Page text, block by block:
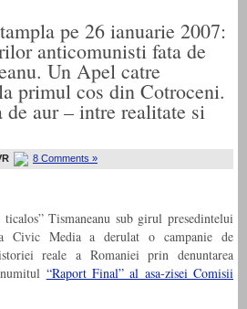
pe 26 ianuarie 2007:
anticomunisti fata de
Un Apel catre
primul cos din Cotroceni.
de aur – intre realitate si
8 Comments »
Tismaneanu sub girul presedintelui
Civic Media a derulat o campanie de
reale a Romaniei prin denuntarea
“Raport Final” al asa-zisei Comisii